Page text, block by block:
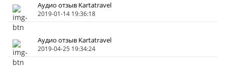
Аудио отзыв Kartatravel
2019-01-14 19:36:18
Аудио отзыв Kartatravel
2019-04-25 19:34:24